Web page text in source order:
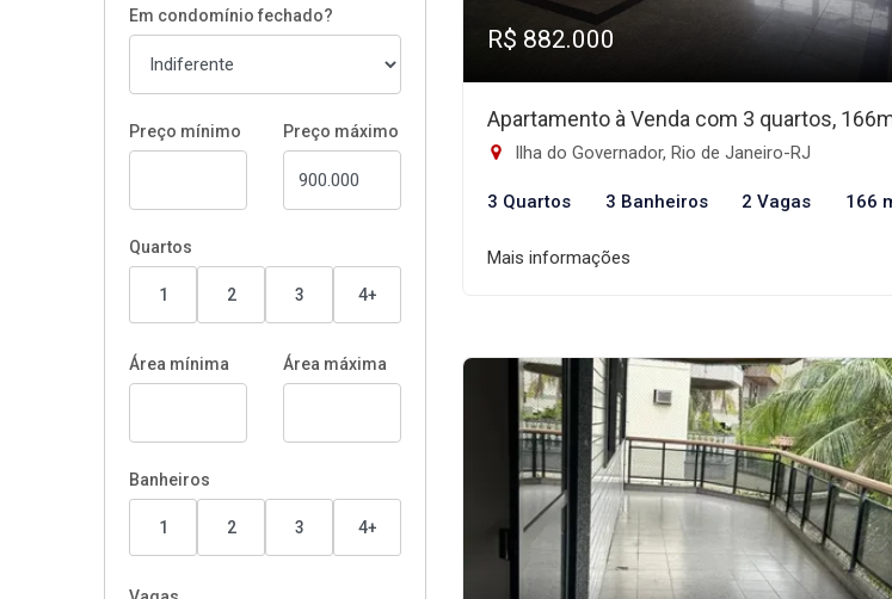
Em condomínio fechado?
Preço mínimo Preço máximo
Quartos
1 2 3 4+
Área mínima Área máxima
Banheiros
1 2 3 4+
R$ 882.000
Apartamento à Venda com 3 quartos,
Ilha do Governador, Rio de Janeiro-RJ
3 Quartos 3 Banheiros 2 Vagas 166
Mais informações